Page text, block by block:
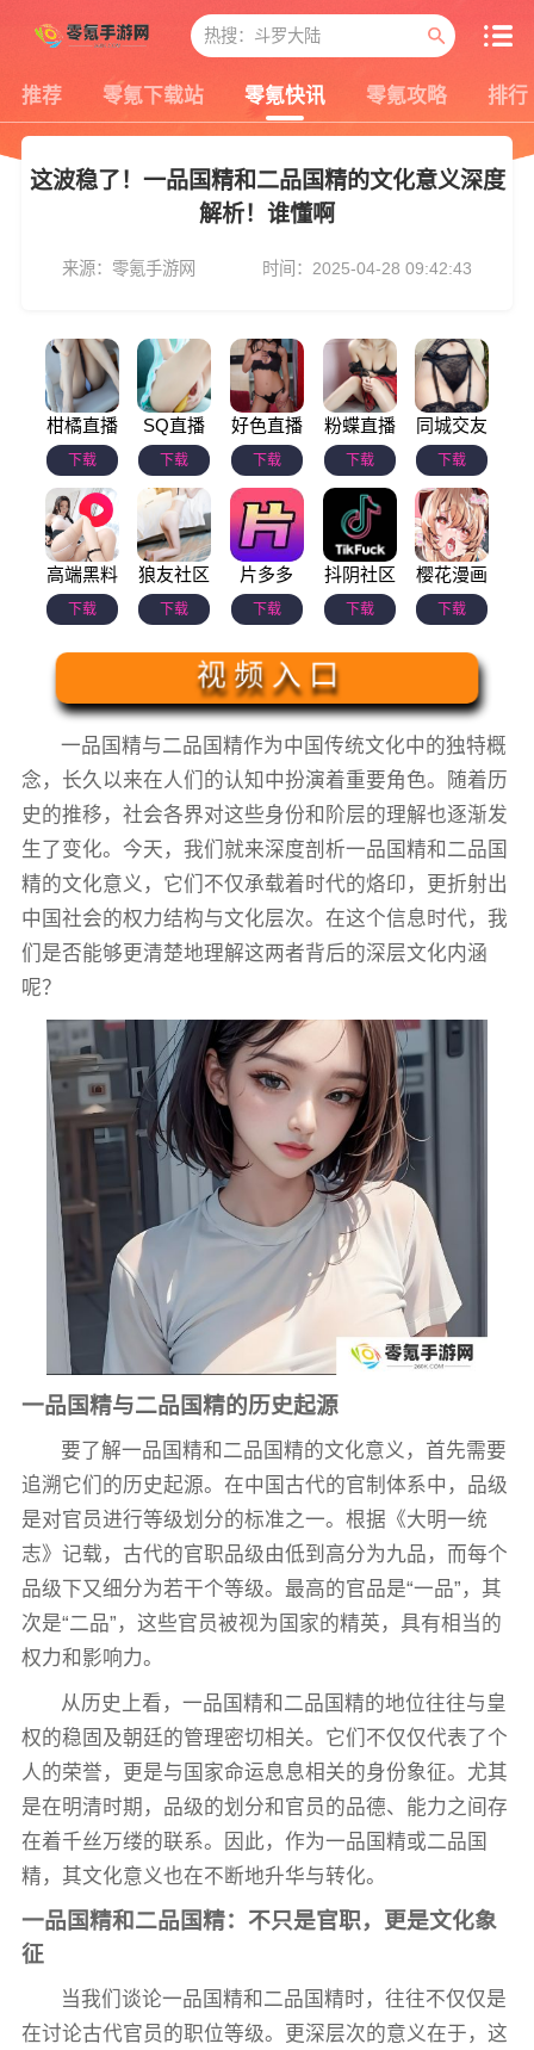
推荐 零氪下载站 零氪快讯 零氪攻略 排行
这波稳了！一品国精和二品国精的文化意义深度
解析！谁懂啊
来源：零氪手游网 时间：2025-04-28 09:42:43
柑橘直播
下载
SQ直播
下载
好色直播
下载
粉蝶直播
下载
同城交友
下载
高端黑料
下载
狼友社区
下载
片多多
下载
抖阴社区
下载
樱花漫画
下载
视 频 入 口
一品国精与二品国精作为中国传统文化中的独特概
念，长久以来在人们的认知中扮演着重要角色。随着历
史的推移，社会各界对这些身份和阶层的理解也逐渐发
生了变化。今天，我们就来深度剖析一品国精和二品国
精的文化意义，它们不仅承载着时代的烙印，更折射出
中国社会的权力结构与文化层次。在这个信息时代，我
们是否能够更清楚地理解这两者背后的深层文化内涵
呢？
一品国精与二品国精的历史起源
要了解一品国精和二品国精的文化意义，首先需要
追溯它们的历史起源。在中国古代的官制体系中，品级
是对官员进行等级划分的标准之一。根据《大明一统
志》记载，古代的官职品级由低到高分为九品，而每个
品级下又细分为若干个等级。最高的官品是“一品”，其
次是“二品”，这些官员被视为国家的精英，具有相当的
权力和影响力。
从历史上看，一品国精和二品国精的地位往往与皇
权的稳固及朝廷的管理密切相关。它们不仅仅代表了个
人的荣誉，更是与国家命运息息相关的身份象征。尤其
是在明清时期，品级的划分和官员的品德、能力之间存
在着千丝万缕的联系。因此，作为一品国精或二品国
精，其文化意义也在不断地升华与转化。
一品国精和二品国精：不只是官职，更是文化象
征
当我们谈论一品国精和二品国精时，往往不仅仅是
在讨论古代官员的职位等级。更深层次的意义在于，这